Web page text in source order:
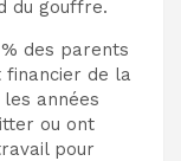
du gouffre.
des parents
financier de la
les années
ou ont
pour